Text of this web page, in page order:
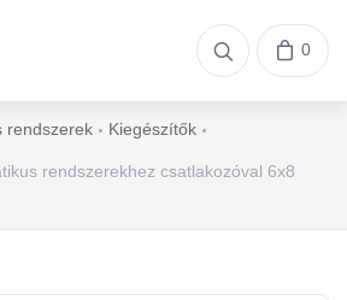
0
rendszerek Kiegészítők
rendszerekhez csatlakozóval 6x8